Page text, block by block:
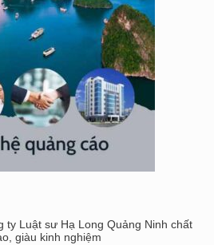
ty Luật sư Hạ Long Quảng Ninh chất
giàu kinh nghiệm